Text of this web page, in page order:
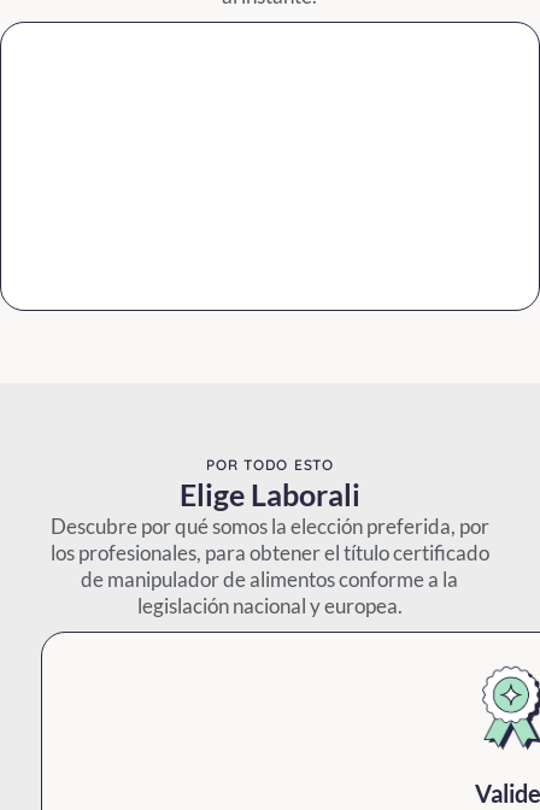
según su origen y
POR TODO ESTO
Elige Laborali
Descubre por qué somos la elección preferida, por
los profesionales, para obtener el título certificado
de manipulador de alimentos conforme a la
legislación nacional y europea.